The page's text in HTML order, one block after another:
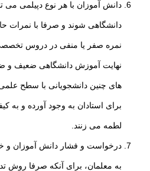
دانش آموزان با هر نوع دپیلمی می
دانشگاهی شوند و صرفا با نمرات
نمره صفر یا منفی در دروس
نهایت آموزش دانشگاهی ضعیف و
های چنین دانشجویانی با سطح
برای استادان به وجود آورده و به
لطمه می زنند.
درخواست و فشار دانش آموزان و
به معلمان، برای آنکه صرفا روش